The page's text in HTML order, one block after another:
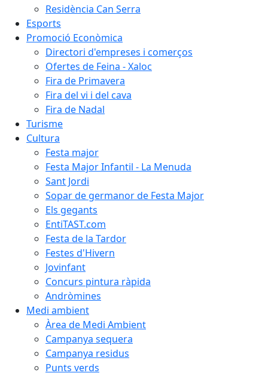
Residència Can Serra
Esports
Promoció Econòmica
Directori d'empreses i comerços
Ofertes de Feina - Xaloc
Fira de Primavera
Fira del vi i del cava
Fira de Nadal
Turisme
Cultura
Festa major
Festa Major Infantil - La Menuda
Sant Jordi
Sopar de germanor de Festa Major
Els gegants
EntiTAST.com
Festa de la Tardor
Festes d'Hivern
Jovinfant
Concurs pintura ràpida
Andròmines
Medi ambient
Àrea de Medi Ambient
Campanya sequera
Campanya residus
Punts verds